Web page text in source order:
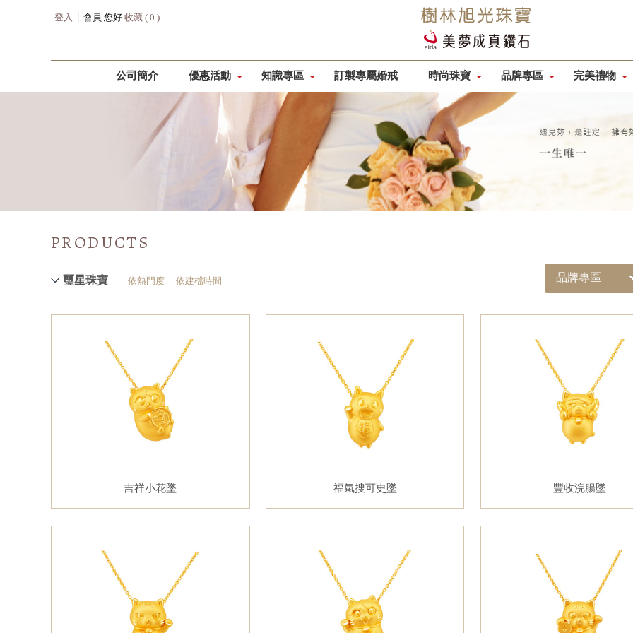
登入 │ 會員 您好 收藏 ( 0 )
公司簡介 優惠活動 知識專區 訂製專屬婚戒 時尚珠寶 品牌專區 完美禮物
PRODUCTS
品牌專區
璽星珠寶 依熱門度 依建檔時間
吉祥小花墜 福氣搜可史墜 豐收浣腸墜